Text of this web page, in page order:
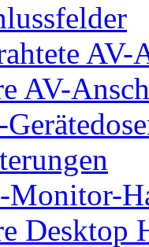
AV-
AV-
Monitor-
Desktop